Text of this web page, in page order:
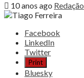
10 anos ago Redação
Share
post
"Tiago
Ferreira
Facebook
LinkedIn
Twitter
Print
Bluesky